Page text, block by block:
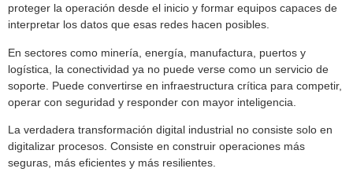
proteger la operación desde el inicio y formar equipos capaces de
interpretar los datos que esas redes hacen posibles.
En sectores como minería, energía, manufactura, puertos y
logística, la conectividad ya no puede verse como un servicio de
soporte. Puede convertirse en infraestructura crítica para competir,
operar con seguridad y responder con mayor inteligencia.
La verdadera transformación digital industrial no consiste solo en
digitalizar procesos. Consiste en construir operaciones más
seguras, más eficientes y más resilientes.